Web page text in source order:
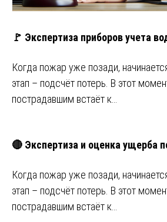
🚩 Экспертиза приборов учета
Когда пожар уже позади,
этап – подсчёт потерь. В этот
пострадавшим встаёт к…
🔴 Экспертиза и оценка ущерба
Когда пожар уже позади,
этап – подсчёт потерь. В этот
пострадавшим встаёт к…